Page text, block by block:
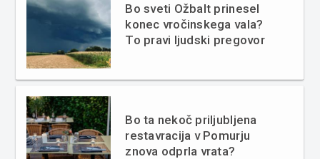
Bo sveti Ožbalt prinesel
konec vročinskega vala?
To pravi ljudski pregovor
Bo ta nekoč priljubljena
restavracija v Pomurju
znova odprla vrata?